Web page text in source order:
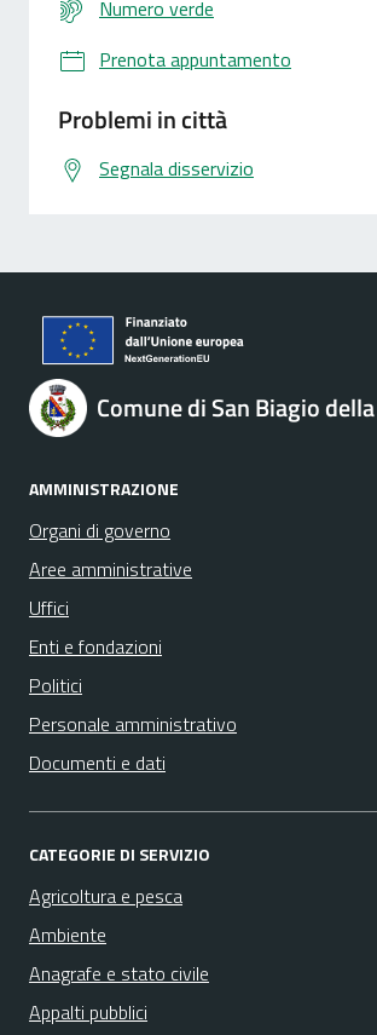
Numero verde
Prenota appuntamento
Problemi in città
Segnala disservizio
Comune di San Biagio
AMMINISTRAZIONE
Organi di governo
Aree amministrative
Uffici
Enti e fondazioni
Politici
Personale amministrativo
Documenti e dati
CATEGORIE DI SERVIZIO
Agricoltura e pesca
Ambiente
Anagrafe e stato civile
Appalti pubblici